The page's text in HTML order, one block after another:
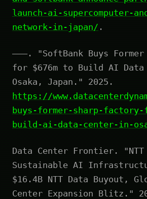
launch-ai-supercomputer-
network-in-japan/ .
———. "SoftBank Buys
for $676m to Build AI
Osaka, Japan." 2025.
https://
buys-former-sharp-factory-
build-ai-data-center-in-
Data Center Frontier. "NTT
Sustainable AI
$16.4B NTT Data Buyout,
Center Expansion Blitz."